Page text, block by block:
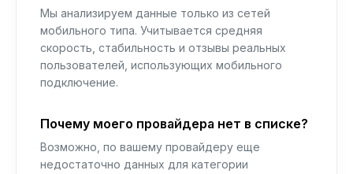
Мы анализируем данные только из сетей
мобильного типа. Учитывается средняя
скорость, стабильность и отзывы реальных
пользователей, использующих мобильного
подключение.
Почему моего провайдера нет в списке?
Возможно, по вашему провайдеру еще
недостаточно данных для категории